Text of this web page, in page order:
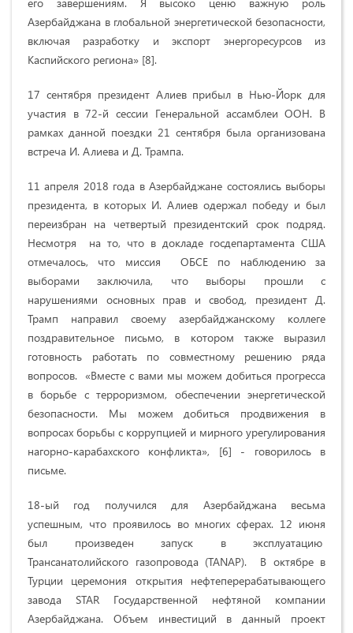
Азербайджана в глобальной энергетической безопасности,
включая разработку и экспорт энергоресурсов из
Каспийского региона» [8].
17 сентября президент Алиев прибыл в Нью-Йорк для
участия в 72-й сессии Генеральной ассамблеи ООН. В
рамках данной поездки 21 сентября была организована
встреча И. Алиева и Д. Трампа.
11 апреля 2018 года в Азербайджане состоялись выборы
президента, в которых И. Алиев одержал победу и был
переизбран на четвертый президентский срок подряд.
Несмотря на то, что в докладе госдепартамента США
отмечалось, что миссия ОБСЕ по наблюдению за
выборами заключила, что выборы прошли с
нарушениями основных прав и свобод, президент Д.
Трамп направил своему азербайджанскому коллеге
поздравительное письмо, в котором также выразил
готовность работать по совместному решению ряда
вопросов. «Вместе с вами мы можем добиться прогресса
в борьбе с терроризмом, обеспечении энергетической
безопасности. Мы можем добиться продвижения в
вопросах борьбы с коррупцией и мирного урегулирования
нагорно-карабахского конфликта», [6] - говорилось в
письме.
18-ый год получился для Азербайджана весьма
успешным, что проявилось во многих сферах. 12 июня
был произведен запуск в эксплуатацию
Трансанатолийского газопровода (TANAP). В октябре в
Турции церемония открытия нефтеперерабатывающего
завода STAR Государственной нефтяной компании
Азербайджана. Объем инвестиций в данный проект